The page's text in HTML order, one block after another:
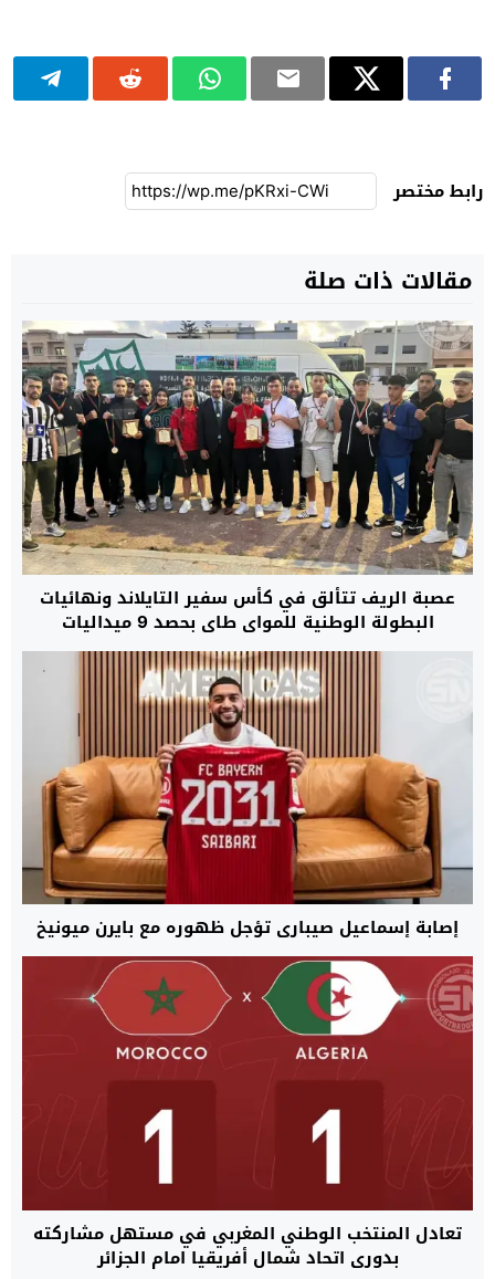
رابط مختصر
مقالات ذات صلة
عصبة الريف تتألق في كأس سفير التايلاند ونهائيات
البطولة الوطنية للمواي طاي بحصد 9 ميداليات
إصابة إسماعيل صيباري تؤجل ظهوره مع بايرن ميونيخ
تعادل المنتخب الوطني المغربي في مستهل مشاركته
بدوري اتحاد شمال أفريقيا امام الجزائر